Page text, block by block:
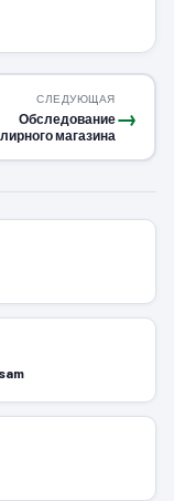
→
СЛЕДУЮЩАЯ
Обследование
магазина